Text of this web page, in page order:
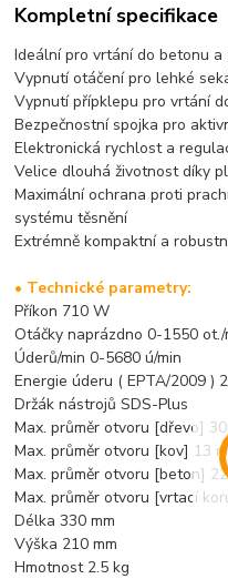
Kompletní specifikace
Ideální pro vrtání do betonu a
Vypnutí otáčení pro lehké
Vypnutí přípklepu pro vrtání
Bezpečnostní spojka pro
Elektronická rychlost a
Velice dlouhá životnost díky
Maximální ochrana proti
systému těsnění
Extrémně kompaktní a
• Technické parametry:
Příkon 710 W
Otáčky naprázdno 0-1550 ot./
Úderů/min 0-5680 ú/min
Energie úderu ( EPTA/2009 )
Držák nástrojů SDS-Plus
Max. průměr otvoru [dřevo]
Max. průměr otvoru [kov] 13
Max. průměr otvoru [beton]
Max. průměr otvoru [vrtací
Délka 330 mm
Výška 210 mm
Hmotnost 2.5 kg